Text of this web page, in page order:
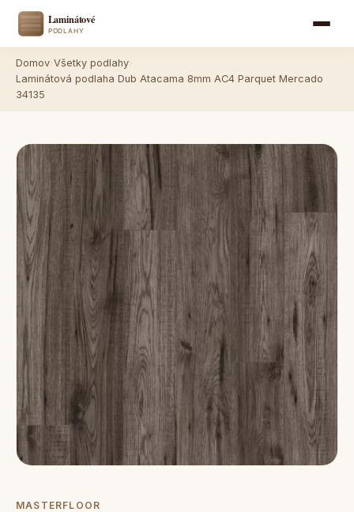
Domov Všetky podlahy
Laminátová podlaha Dub Atacama 8mm AC4 Parquet Mercado
34135
MASTERFLOOR